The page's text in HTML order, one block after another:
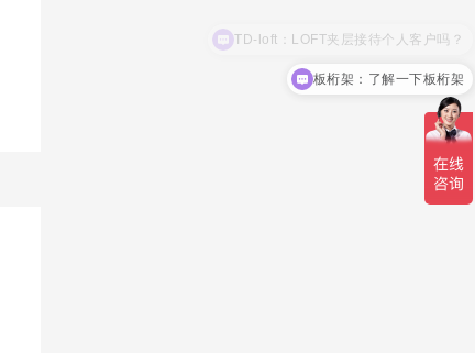
板桁架：了解一下板桁架